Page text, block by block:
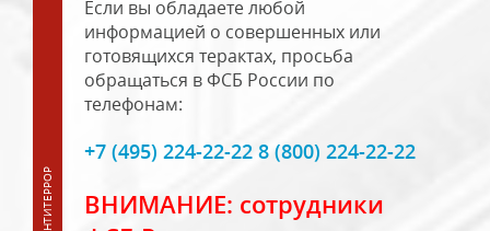
Если вы обладаете любой
информацией о совершенных или
готовящихся терактах, просьба
обращаться в ФСБ России по
телефонам:
+7 (495) 224-22-22 8 (800) 224-22-22
ВНИМАНИЕ: сотрудники